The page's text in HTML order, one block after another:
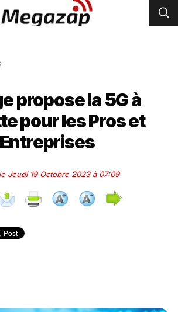
propose la 5G à
pour les Pros et
Entreprises
Jeudi 19 Octobre 2023 à 07:09